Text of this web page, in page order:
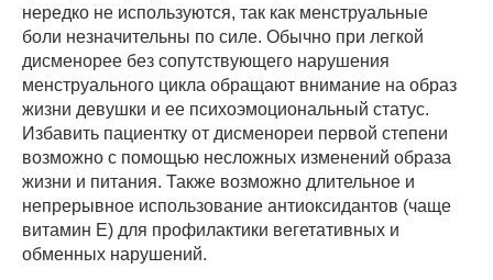
нередко не используются, так как менструальные
боли незначительны по силе. Обычно при легкой
дисменорее без сопутствующего нарушения
менструального цикла обращают внимание на образ
жизни девушки и ее психоэмоциональный статус.
Избавить пациентку от дисменореи первой степени
возможно с помощью несложных изменений образа
жизни и питания. Также возможно длительное и
непрерывное использование антиоксидантов (чаще
витамин Е) для профилактики вегетативных и
обменных нарушений.